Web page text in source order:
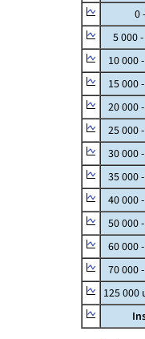
0 -
5 000
10 000
15 000
20 000
25 000
30 000
35 000
40 000
50 000
60 000
70 000
125